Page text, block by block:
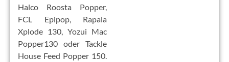
Halco Roosta Popper,
FCL Epipop, Rapala
Xplode 130, Yozui Mac
Popper130 oder Tackle
House Feed Popper 150.